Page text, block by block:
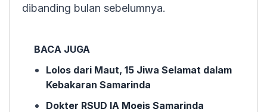
dibanding bulan sebelumnya.
BACA JUGA
Lolos dari Maut, 15 Jiwa Selamat dalam
Kebakaran Samarinda
Dokter RSUD IA Moeis Samarinda